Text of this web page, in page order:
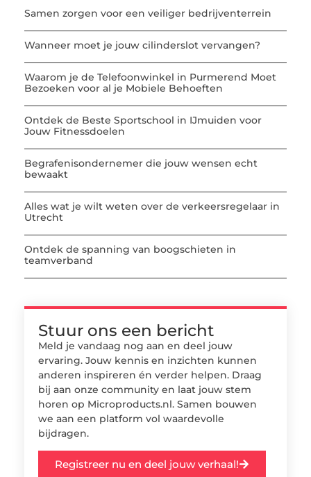
Samen zorgen voor een veiliger bedrijventerrein
Wanneer moet je jouw cilinderslot vervangen?
Waarom je de Telefoonwinkel in Purmerend Moet
Bezoeken voor al je Mobiele Behoeften
Ontdek de Beste Sportschool in IJmuiden voor
Jouw Fitnessdoelen
Begrafenisondernemer die jouw wensen echt
bewaakt
Alles wat je wilt weten over de verkeersregelaar in
Utrecht
Ontdek de spanning van boogschieten in
teamverband
Stuur ons een bericht
Meld je vandaag nog aan en deel jouw
ervaring. Jouw kennis en inzichten kunnen
anderen inspireren én verder helpen. Draag
bij aan onze community en laat jouw stem
horen op Microproducts.nl. Samen bouwen
we aan een platform vol waardevolle
bijdragen.
Registreer nu en deel jouw verhaal!